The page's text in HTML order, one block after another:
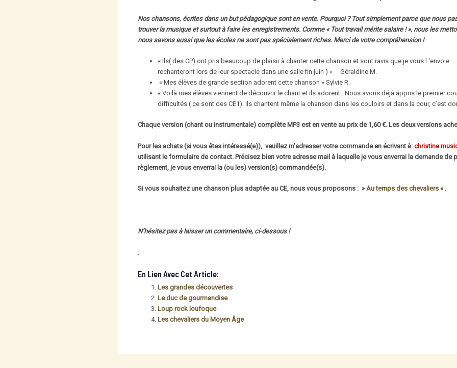
Nos chansons, écrites dans un but pédagogique sont en vente. Pourquoi ? Tout simplement parce que nous
trouver la musique et surtout à faire les enregistrements. Comme « Tout travail mérite salaire ! », nous les
nous savons aussi que les écoles ne sont pas spécialement riches. Merci de votre compréhension !
« Ils( des CP) ont pris beaucoup de plaisir à chanter cette chanson et sont ravis que je vous l ‘envoie …
rechanteront lors de leur spectacle dans une salle fin juin ) » Géraldine M.
« Mes élèves de grande section adorent cette chanson » Sylvie R.
« Voilà mes élèves viennent de découvrir le chant et ils adorent…Nous avons déjà appris le premier
difficultés ( ce sont des CE1). Ils chantent même la chanson dans les couloirs et dans la cour, c’est
Chaque version (chant ou instrumentale) complète MP3 est en vente au prix de 1,60 €. Les deux versions
Pour les achats (si vous êtes intéressé(e)), veuillez m’adresser votre commande en écrivant à: christine.
utilisant le formulaire de contact. Précisez bien votre adresse mail à laquelle je vous enverrai la demande de
règlement, je vous enverrai la (ou les) version(s) commandée(s).
Si vous souhaitez une chanson plus adaptée au CE, nous vous proposons : » Au temps des chevaliers « .
N’hésitez pas à laisser un commentaire, ci-dessous !
En Lien Avec Cet Article:
Les grandes découvertes
Le duc de gourmandise
Loup rock loufoque
Les chevaliers du Moyen Âge